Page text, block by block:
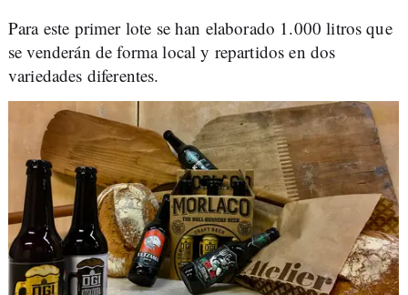
Para este primer lote se han elaborado 1.000 litros que
se venderán de forma local y repartidos en dos
variedades diferentes.